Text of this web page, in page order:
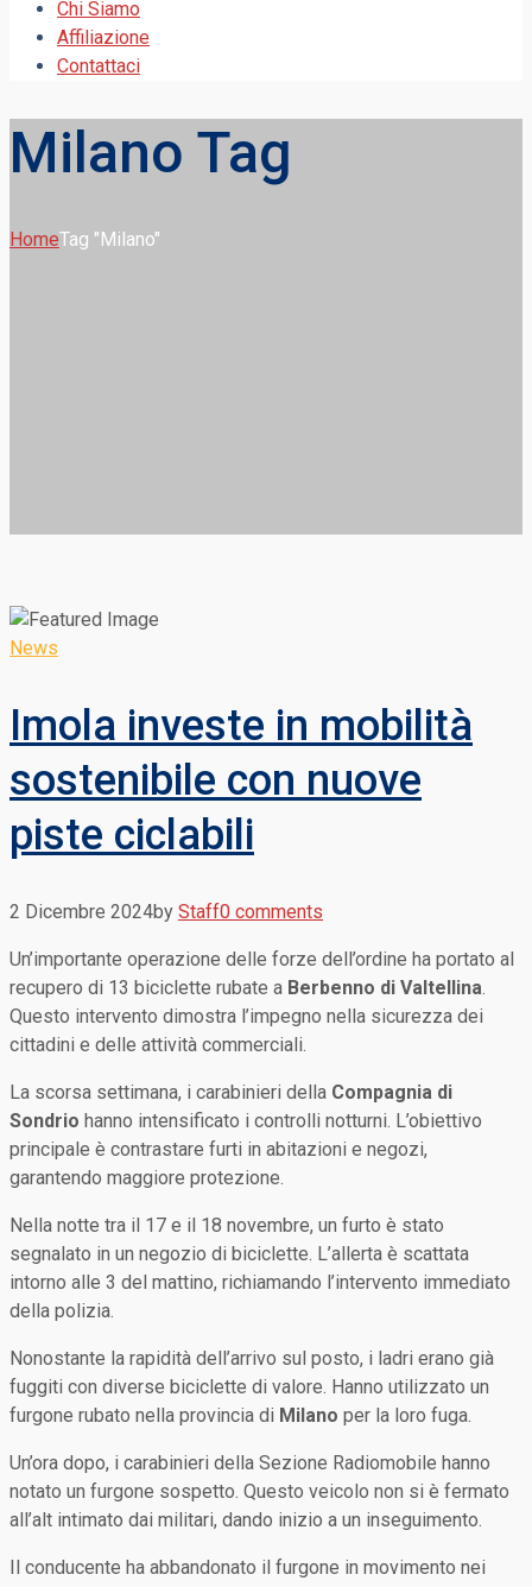
Chi Siamo
Affiliazione
Contattaci
Milano Tag
HomeTag "Milano"
News
Imola investe in mobilità
sostenibile con nuove
piste ciclabili
2 Dicembre 2024by Staff0 comments
Un’importante operazione delle forze dell’ordine ha portato al
recupero di 13 biciclette rubate a Berbenno di Valtellina.
Questo intervento dimostra l’impegno nella sicurezza dei
cittadini e delle attività commerciali.
La scorsa settimana, i carabinieri della Compagnia di
Sondrio hanno intensificato i controlli notturni. L’obiettivo
principale è contrastare furti in abitazioni e negozi,
garantendo maggiore protezione.
Nella notte tra il 17 e il 18 novembre, un furto è stato
segnalato in un negozio di biciclette. L’allerta è scattata
intorno alle 3 del mattino, richiamando l’intervento immediato
della polizia.
Nonostante la rapidità dell’arrivo sul posto, i ladri erano già
fuggiti con diverse biciclette di valore. Hanno utilizzato un
furgone rubato nella provincia di Milano per la loro fuga.
Un’ora dopo, i carabinieri della Sezione Radiomobile hanno
notato un furgone sospetto. Questo veicolo non si è fermato
all’alt intimato dai militari, dando inizio a un inseguimento.
Il conducente ha abbandonato il furgone in movimento nei